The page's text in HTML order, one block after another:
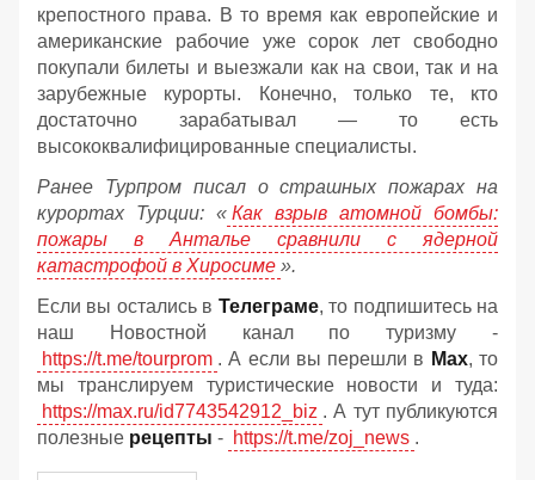
крепостного права. В то время как европейские и
американские рабочие уже сорок лет свободно
покупали билеты и выезжали как на свои, так и на
зарубежные курорты. Конечно, только те, кто
достаточно зарабатывал — то есть
высококвалифицированные специалисты.
Ранее Турпром писал о страшных пожарах на
курортах Турции: « Как взрыв атомной бомбы:
пожары в Анталье сравнили с ядерной
катастрофой в Хиросиме ».
Если вы остались в Телеграме, то подпишитесь на
наш Новостной канал по туризму -
https://t.me/tourprom . А если вы перешли в Мах, то
мы транслируем туристические новости и туда:
https://max.ru/id7743542912_biz . А тут публикуются
полезные рецепты - https://t.me/zoj_news .